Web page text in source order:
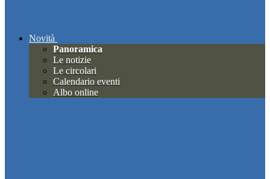
Novità
Panoramica
Le notizie
Le circolari
Calendario eventi
Albo online